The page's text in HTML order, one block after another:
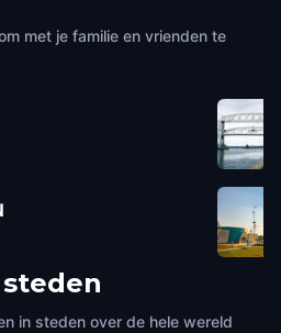
met je familie en vrienden te
in steden over de hele wereld